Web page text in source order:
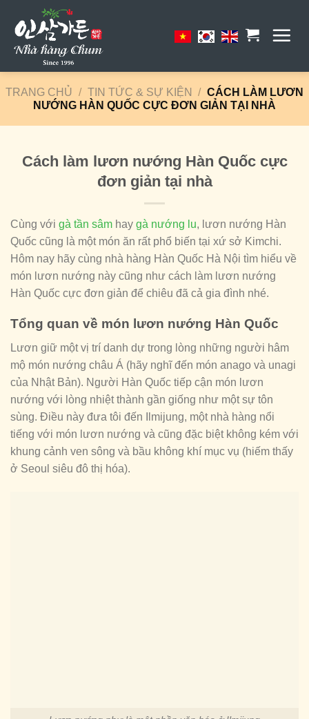
content
TRANG CHỦ / TIN TỨC & SỰ KIỆN / CÁCH LÀM LƯƠN
NƯỚNG HÀN QUỐC CỰC ĐƠN GIẢN TẠI NHÀ
Cách làm lươn nướng Hàn Quốc cực
đơn giản tại nhà
Cùng với gà tần sâm hay gà nướng lu, lươn nướng Hàn
Quốc cũng là một món ăn rất phổ biến tại xứ sở Kimchi.
Hôm nay hãy cùng nhà hàng Hàn Quốc Hà Nội tìm hiểu về
món lươn nướng này cũng như cách làm lươn nướng
Hàn Quốc cực đơn giản để chiêu đã cả gia đình nhé.
Tổng quan về món lươn nướng Hàn Quốc
Lươn giữ một vị trí danh dự trong lòng những người hâm
mộ món nướng châu Á (hãy nghĩ đến món anago và unagi
của Nhật Bản). Người Hàn Quốc tiếp cận món lươn
nướng với lòng nhiệt thành gần giống như một sự tôn
sùng. Điều này đưa tôi đến Ilmijung, một nhà hàng nổi
tiếng với món lươn nướng và cũng đặc biệt không kém với
khung cảnh ven sông và bầu không khí mục vụ (hiếm thấy
ở Seoul siêu đô thị hóa).